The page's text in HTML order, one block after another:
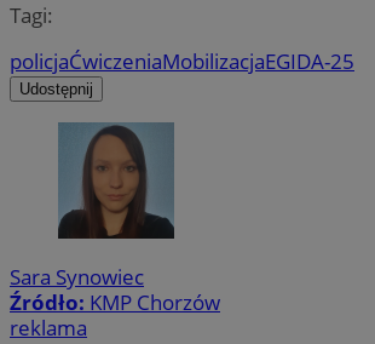
Tagi:
policjaĆwiczeniaMobilizacjaEGIDA-25
Udostępnij
Sara Synowiec
Źródło: KMP Chorzów
reklama